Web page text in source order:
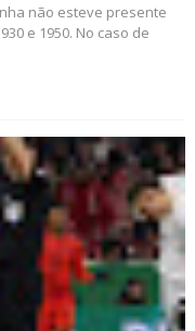
não esteve presente
e 1950. No caso de